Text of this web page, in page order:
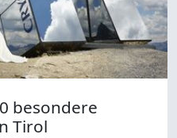
besondere
Tirol